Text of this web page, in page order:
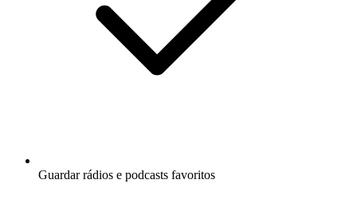
Guardar rádios e podcasts favoritos